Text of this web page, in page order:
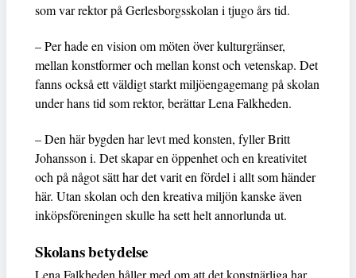
som var rektor på Gerlesborgsskolan i tjugo års tid.
– Per hade en vision om möten över kulturgränser,
mellan konstformer och mellan konst och vetenskap. Det
fanns också ett väldigt starkt miljöengagemang på skolan
under hans tid som rektor, berättar Lena Falkheden.
– Den här bygden har levt med konsten, fyller Britt
Johansson i. Det skapar en öppenhet och en kreativitet
och på något sätt har det varit en fördel i allt som händer
här. Utan skolan och den kreativa miljön kanske även
inköpsföreningen skulle ha sett helt annorlunda ut.
Skolans betydelse
Lena Falkheden håller med om att det konstnärliga har